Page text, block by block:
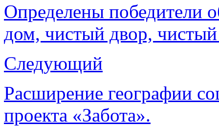
Определены победители
дом, чистый двор,
Следующий
Расширение географии
проекта «Забота».